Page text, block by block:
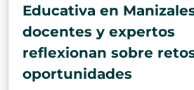
Educativa en
docentes y expertos
reflexionan sobre
oportunidades